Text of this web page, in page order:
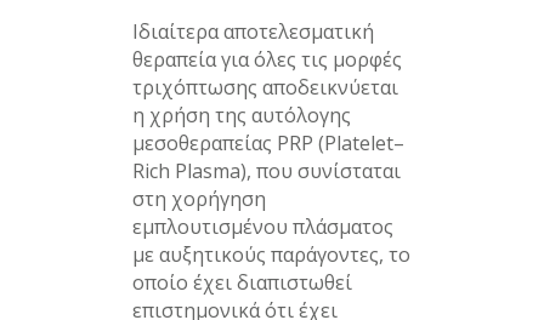
Ιδιαίτερα αποτελεσματική
θεραπεία για όλες τις μορφές
τριχόπτωσης αποδεικνύεται
η χρήση της αυτόλογης
μεσοθεραπείας PRP (Platelet–
Rich Plasma), που συνίσταται
στη χορήγηση
εμπλουτισμένου πλάσματος
με αυξητικούς παράγοντες, το
οποίο έχει διαπιστωθεί
επιστημονικά ότι έχει